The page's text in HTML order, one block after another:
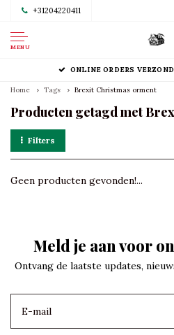
+31204220411
MENU
ONLINE ORDERS
Home Tags Brexit Christmas orment
Producten getagd met
Filters
Geen producten gevonden!...
Meld je aan voor
Ontvang de laatste updates,